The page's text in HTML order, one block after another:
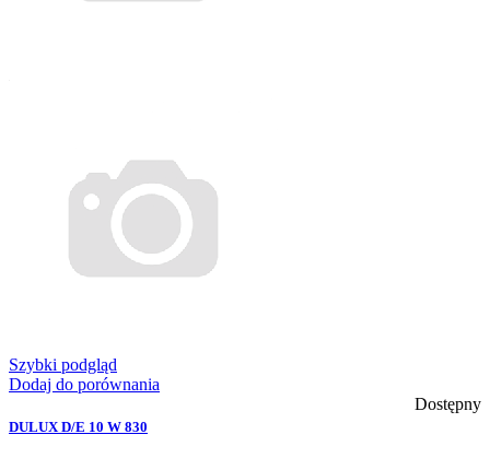
Szybki podgląd
Dodaj do porównania
Dostępny
DULUX D/E 10 W 830